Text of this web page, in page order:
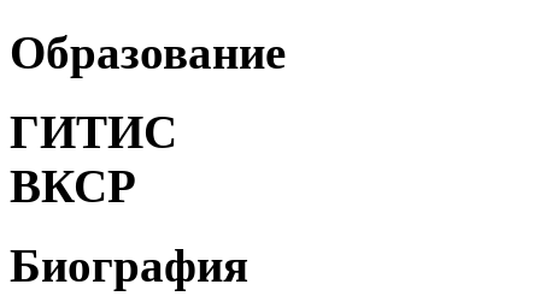
Образование
ГИТИС
ВКСР
Биография